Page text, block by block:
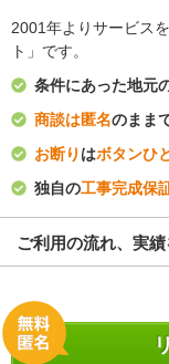
2001年よりサービス
ト」です。
条件にあった地元
商談は匿名のまま
お断り はボタンひ
独自の工事完成保
ご利用の流れ、実